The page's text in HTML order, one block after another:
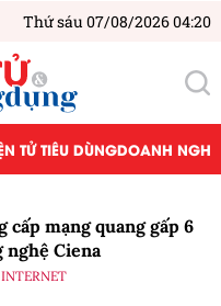
Thứ sáu 07/08/2026 04:20
TỬ TIÊU DÙNGDOANH
cấp mạng quang gấp 6
nghệ Ciena